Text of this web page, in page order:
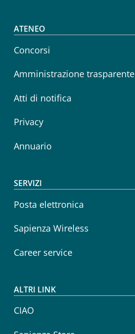
Footer menu
ATENEO
Concorsi
Amministrazione trasparente
Atti di notifica
Privacy
Annuario
SERVIZI
Posta elettronica
Sapienza Wireless
Career service
ALTRI LINK
CIAO